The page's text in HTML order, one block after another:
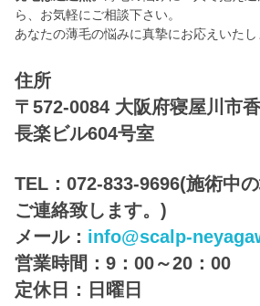
ら、お気軽にご相談下さい。
あなたの薄毛の悩みに真摯にお応えいたし
住所
〒572-0084 大阪府寝屋川市
長楽ビル604号室
TEL：072-833-9696(施術中
ご連絡致します。)
メール： info@scalp-
営業時間：9：00～20：00
定休日：日曜日